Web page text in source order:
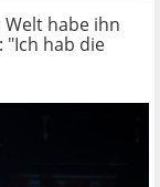
habe ihn
"Ich hab die